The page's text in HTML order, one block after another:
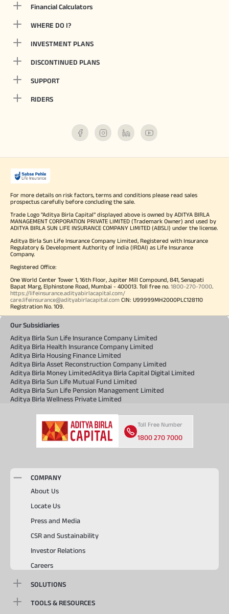
Financial Calculators
WHERE DO I?
INVESTMENT PLANS
DISCONTINUED PLANS
SUPPORT
RIDERS
For more details on risk factors, terms and conditions please read sales
prospectus carefully before concluding the sale.
Trade Logo "Aditya Birla Capital" displayed above is owned by ADITYA BIRLA
MANAGEMENT CORPORATION PRIVATE LIMITED (Trademark Owner) and used by
ADITYA BIRLA SUN LIFE INSURANCE COMPANY LIMITED (ABSLI) under the license.
Aditya Birla Sun Life Insurance Company Limited, Registered with Insurance
Regulatory & Development Authority of India (IRDAI) as Life Insurance
Company.
Registered Office:
One World Center Tower 1, 16th Floor, Jupiter Mill Compound, 841, Senapati
Bapat Marg, Elphinstone Road, Mumbai - 400013. Toll free no. 1800-270-7000.
https://lifeinsurance.adityabirlacapital.com/
care.lifeinsurance@adityabirlacapital.com CIN: U99999MH2000PLC128110
Registration No. 109.
Our Subsidiaries
Aditya Birla Sun Life Insurance Company Limited
Aditya Birla Health Insurance Company Limited
Aditya Birla Housing Finance Limited
Aditya Birla Asset Reconstruction Company Limited
Aditya Birla Money LimitedAditya Birla Capital Digital Limited
Aditya Birla Sun Life Mutual Fund Limited
Aditya Birla Sun Life Pension Management Limited
Aditya Birla Wellness Private Limited
Toll Free Number
1800 270 7000
COMPANY
About Us
Locate Us
Press and Media
CSR and Sustainability
Investor Relations
Careers
SOLUTIONS
TOOLS & RESOURCES